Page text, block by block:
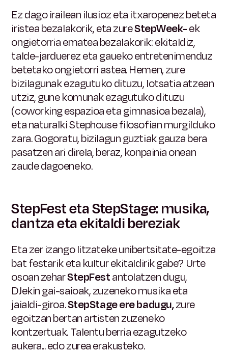
Ez dago irailean ilusioz eta itxaropenez beteta
iristea bezalakorik, eta zureStepWeek-ek
ongietorria ematea bezalakorik: ekitaldiz,
talde-jarduerez eta gaueko entretenimenduz
betetako ongietorri astea. Hemen, zure
bizilagunak ezagutuko dituzu, lotsatia atzean
utziz, gune komunak ezagutuko dituzu
(coworking espazioa eta gimnasioa bezala),
eta naturalki Stephouse filosofian murgilduko
zara. Gogoratu, bizilagun guztiak gauza bera
pasatzen ari direla, beraz, konpainia onean
zaude dagoeneko.
StepFest eta StepStage: musika,
dantza eta ekitaldi bereziak
Eta zer izango litzateke unibertsitate-egoitza
bat festarik eta kultur ekitaldirik gabe? Urte
osoan zeharStepFestantolatzen dugu,
DJekin gai-saioak, zuzeneko musika eta
jaialdi-giroa.StepStage ere badugu,zure
egoitzan bertan artisten zuzeneko
kontzertuak. Talentu berria ezagutzeko
aukera... edo zurea erakusteko.